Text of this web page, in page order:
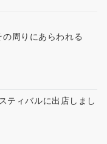
周りにあらわれる
ティバルに出店しまし